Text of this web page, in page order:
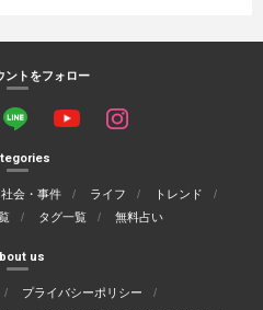
ントをフォロー
社会・事件 ライフ
トレンド
タグ一覧 無料占い
us
プライバシーポリシー